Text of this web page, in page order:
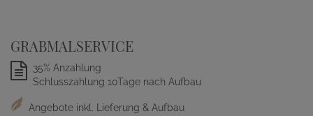
GRABMALSERVICE
35% Anzahlung
Schlusszahlung 10Tage nach Aufbau
Angebote inkl. Lieferung & Aufbau